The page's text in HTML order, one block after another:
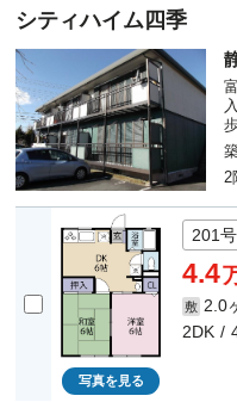
シティハイム四季
2
写真を見る
201
4.4
敷 2.0
2DK